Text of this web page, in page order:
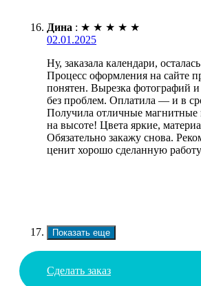
Дина : ★ ★ ★ ★ ★
02.01.2025
Ну, заказала календари,
Процесс оформления на сайте
понятен. Вырезка фотографий
без проблем. Оплатила — и в
Получила отличные магнитные
на высоте! Цвета яркие,
Обязательно закажу снова.
ценит хорошо сделанную
Показать еще
Сделать заказ